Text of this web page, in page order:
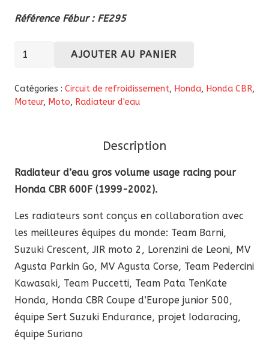
Référence Fébur : FE295
quantité
Radiateur
d’eau
Honda
CBR
F
(1999-
2002)
AJOUTER AU PANIER
Catégories : Circuit de refroidissement, Honda, Honda CBR,
Moteur, Moto, Radiateur d'eau
Description
Radiateur d’eau gros volume usage racing pour
Honda CBR 600F (1999-2002).
Les radiateurs sont conçus en collaboration avec
les meilleures équipes du monde: Team Barni,
Suzuki Crescent, JIR moto 2, Lorenzini de Leoni, MV
Agusta Parkin Go, MV Agusta Corse, Team Pedercini
Kawasaki, Team Puccetti, Team Pata TenKate
Honda, Honda CBR Coupe d’Europe junior 500,
équipe Sert Suzuki Endurance, projet Iodaracing,
équipe Suriano